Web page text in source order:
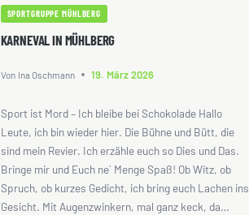
SPORTGRUPPE MÜHLBERG
KARNEVAL IN MÜHLBERG
Von Ina Oschmann 19. März 2026
Sport ist Mord – Ich bleibe bei Schokolade Hallo
Leute, ich bin wieder hier. Die Bühne und Bütt, die
sind mein Revier. Ich erzähle euch so Dies und Das.
Bringe mir und Euch ne` Menge Spaß! Ob Witz, ob
Spruch, ob kurzes Gedicht, ich bring euch Lachen ins
Gesicht. Mit Augenzwinkern, mal ganz keck, da…